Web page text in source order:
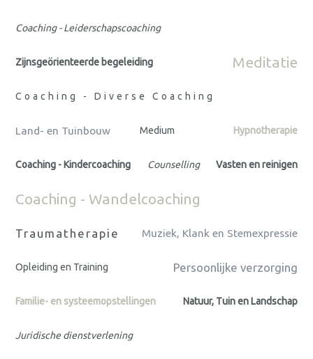
Coaching - Leiderschapscoaching
Zijnsgeörienteerde begeleiding Meditatie
Coaching - Diverse Coaching
Land- en Tuinbouw Medium Hypnotherapie
Coaching - Kindercoaching Counselling Vasten en reinigen
Coaching - Wandelcoaching
Traumatherapie Muziek, Klank en Stemexpressie
Opleiding en Training Persoonlijke verzorging
Familie- en systeemopstellingen Natuur, Tuin en Landschap
Juridische dienstverlening